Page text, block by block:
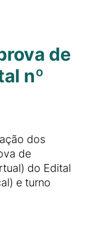
de
nº
dos
de
do Edital
e turno